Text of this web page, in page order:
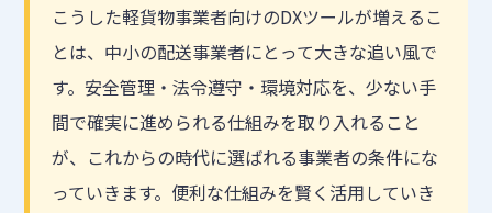
こうした軽貨物事業者向けのDXツールが増えるこ
とは、中小の配送事業者にとって大きな追い風で
す。安全管理・法令遵守・環境対応を、少ない手
間で確実に進められる仕組みを取り入れること
が、これからの時代に選ばれる事業者の条件にな
っていきます。便利な仕組みを賢く活用していき